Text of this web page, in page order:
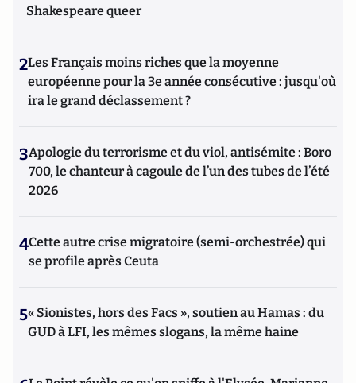
Shakespeare queer
2Les Français moins riches que la moyenne
européenne pour la 3e année consécutive : jusqu'où
ira le grand déclassement ?
3Apologie du terrorisme et du viol, antisémite : Boro
700, le chanteur à cagoule de l’un des tubes de l’été
2026
4Cette autre crise migratoire (semi-orchestrée) qui
se profile après Ceuta
5« Sionistes, hors des Facs », soutien au Hamas : du
GUD à LFI, les mêmes slogans, la même haine